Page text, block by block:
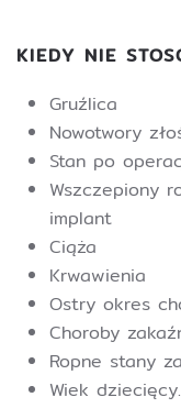
KIEDY NIE
Gruźlica
Nowotwory
Stan po
Wszczepiony
implant
Ciąża
Krwawienia
Ostry okres
Choroby
Ropne stany
Wiek dziecięcy.